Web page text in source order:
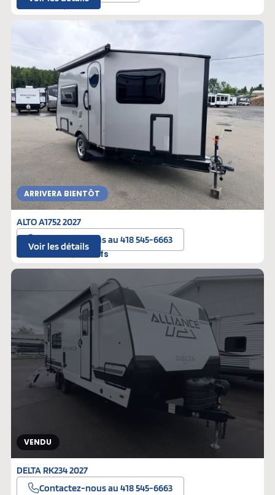
L-310315 Neufs
ARRIVERA BIENTÔT
ALTO A1752 2027
Contactez-nous au 418 545-6663
A-088000 Neufs
Voir les détails
VENDU
DELTA RK234 2027
Contactez-nous au 418 545-6663